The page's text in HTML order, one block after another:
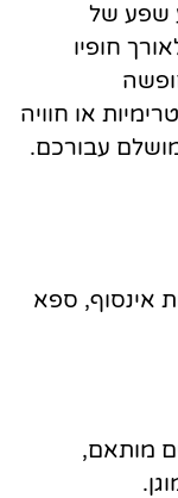
שפע של
חופיו
או חוויה
עבורכם.
אינסוף, ספא
מותאם,